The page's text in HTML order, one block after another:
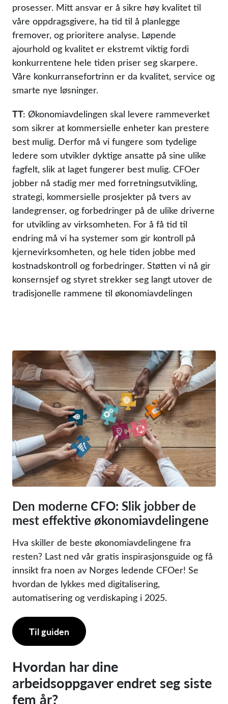
prosesser. Mitt ansvar er å sikre høy kvalitet til
våre oppdragsgivere, ha tid til å planlegge
fremover, og prioritere analyse. Løpende
ajourhold og kvalitet er ekstremt viktig fordi
konkurrentene hele tiden priser seg skarpere.
Våre konkurransefortrinn er da kvalitet, service og
smarte nye løsninger.
TT: Økonomiavdelingen skal levere rammeverket
som sikrer at kommersielle enheter kan prestere
best mulig. Derfor må vi fungere som tydelige
ledere som utvikler dyktige ansatte på sine ulike
fagfelt, slik at laget fungerer best mulig. CFOer
jobber nå stadig mer med forretningsutvikling,
strategi, kommersielle prosjekter på tvers av
landegrenser, og forbedringer på de ulike driverne
for utvikling av virksomheten. For å få tid til
endring må vi ha systemer som gir kontroll på
kjernevirksomheten, og hele tiden jobbe med
kostnadskontroll og forbedringer. Støtten vi nå gir
konsernsjef og styret strekker seg langt utover de
tradisjonelle rammene til økonomiavdelingen
Den moderne CFO: Slik jobber de
mest effektive økonomiavdelingene
Hva skiller de beste økonomiavdelingene fra
resten? Last ned vår gratis inspirasjonsguide og få
innsikt fra noen av Norges ledende CFOer! Se
hvordan de lykkes med digitalisering,
automatisering og verdiskaping i 2025.
Til guiden
Hvordan har dine
arbeidsoppgaver endret seg siste
fem år?